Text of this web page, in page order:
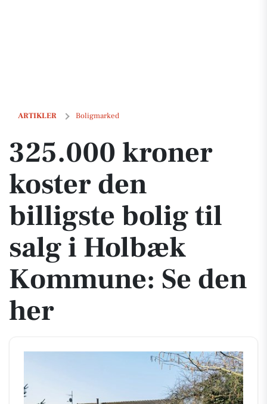
ARTIKLER Boligmarked
325.000 kroner koster den billigste bolig til salg i Holbæk
325.000 kroner
koster den
billigste bolig til
salg i Holbæk
Kommune: Se den
her